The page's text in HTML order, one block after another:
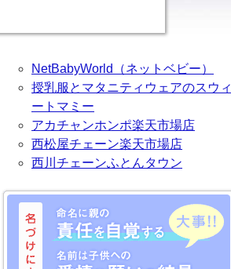
NetBabyWorld（ネットベビー）
授乳服とマタニティウェアのスウィ
ートマミー
アカチャンホンポ楽天市場店
西松屋チェーン楽天市場店
西川チェーンふとんタウン